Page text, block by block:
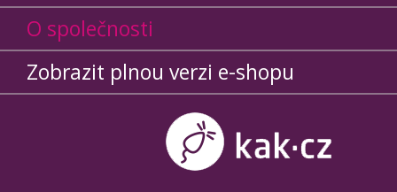
O společnosti
Zobrazit plnou verzi e-shopu